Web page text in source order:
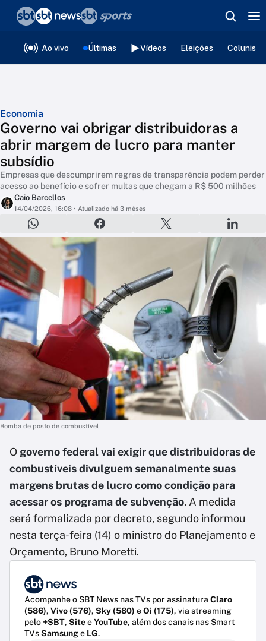
Ao vivo Últimas Vídeos Eleições
Economia
Governo vai obrigar distribuidoras a
abrir margem de lucro para manter
subsídio
Empresas que descumprirem regras de transparência podem perder
acesso ao benefício e sofrer multas que chegam a R$ 500 milhões
Caio Barcellos
14/04/2026, 16:08 • Atualizado há 3 mêses
Bomba de posto de combustível
O governo federal vai exigir que distribuidoras de
combustíveis divulguem semanalmente suas
margens brutas de lucro como condição para
acessar os programa de subvenção. A medida
será formalizada por decreto, segundo informou
nesta terça-feira (14) o ministro do Planejamento e
Orçamento, Bruno Moretti.
Acompanhe o SBT News nas TVs por assinatura Claro
(586), Vivo (576), Sky (580) eOi (175), via streaming
pelo+SBT, SiteeYouTube, além dos canais nas Smart
TVsSamsunge LG.
❮voltar
Editorias